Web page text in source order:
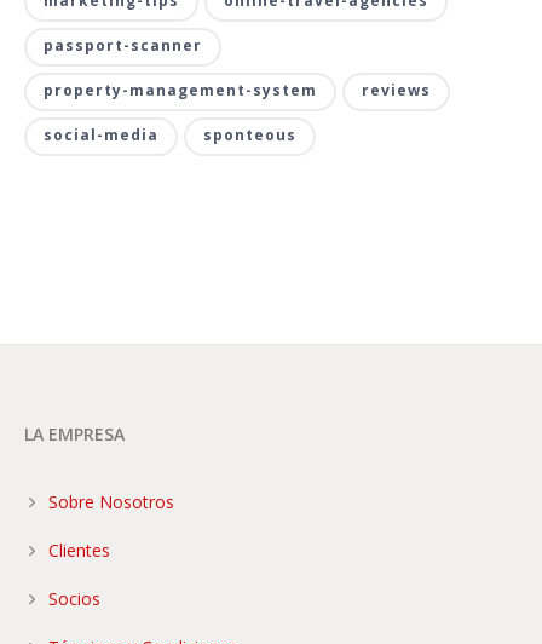
passport-scanner
property-management-system reviews
social-media sponteous
LA EMPRESA
Sobre Nosotros
Clientes
Socios